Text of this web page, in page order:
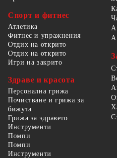
Спорт и фитнес
Атлетика
Фитнес и упражнения
Отдих на открито
Отдих на открито
Игри на закрито
Здраве и красота
Персонална грижа
Почистване и грижа за
бижута
Грижа за здравето
Инструменти
Помпи
Помпи
Инструменти